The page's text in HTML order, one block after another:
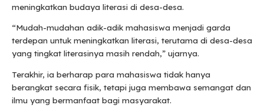
meningkatkan budaya literasi di desa-desa.
“Mudah-mudahan adik-adik mahasiswa menjadi garda
terdepan untuk meningkatkan literasi, terutama di desa-desa
yang tingkat literasinya masih rendah,” ujarnya.
Terakhir, ia berharap para mahasiswa tidak hanya
berangkat secara fisik, tetapi juga membawa semangat dan
ilmu yang bermanfaat bagi masyarakat.